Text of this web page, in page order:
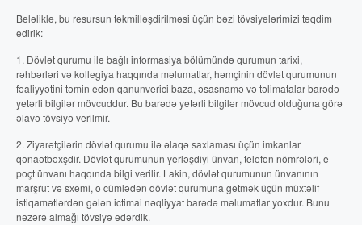
Beləliklə, bu resursun təkmilləşdirilməsi üçün bəzi tövsiyələrimizi təqdim
edirik:
1. Dövlət qurumu ilə bağlı informasiya bölümündə qurumun tarixi,
rəhbərləri və kollegiya haqqında məlumatlar, həmçinin dövlət qurumunun
fəaliyyətini təmin edən qanunverici baza, əsasnamə və təlimatalar barədə
yetərli bilgilər mövcuddur. Bu barədə yetərli bilgilər mövcud olduğuna görə
əlavə tövsiyə verilmir.
2. Ziyarətçilərin dövlət qurumu ilə əlaqə saxlaması üçün imkanlar
qənaətbəxşdir. Dövlət qurumunun yerləşdiyi ünvan, telefon nömrələri, e-
poçt ünvanı haqqında bilgi verilir. Lakin, dövlət qurumunun ünvanının
marşrut və sxemi, o cümlədən dövlət qurumuna getmək üçün müxtəlif
istiqamətlərdən gələn ictimai nəqliyyat barədə məlumatlar yoxdur. Bunu
nəzərə almağı tövsiyə edərdik.